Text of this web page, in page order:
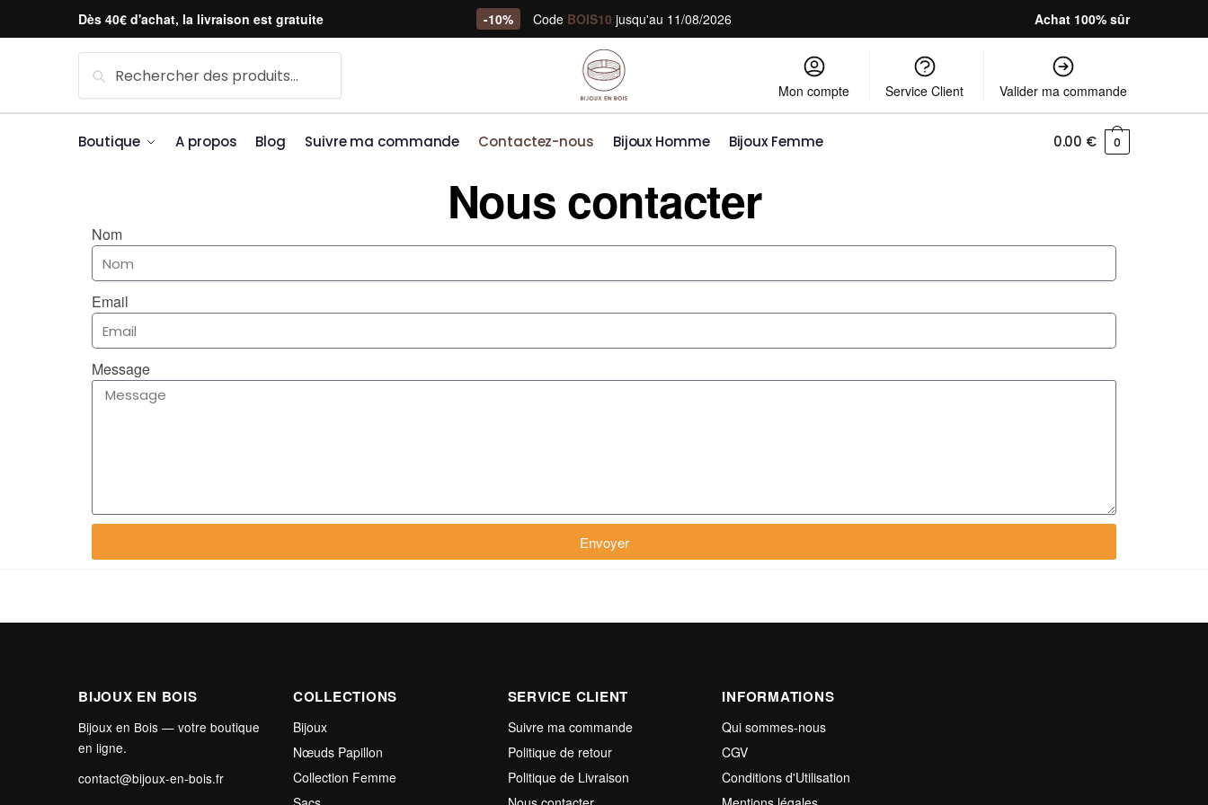
Dès 40€ d'achat, la livraison est gratuite -10% Code BOIS10 jusqu'au 11/08/2026 Achat 100% sûr
Mon compte Service Client Valider ma commande
Boutique A propos Blog Suivre ma commande Contactez-nous Bijoux Homme Bijoux Femme 0.00 € 0
Nous contacter
Nom
Email
Message
Envoyer
BIJOUX EN BOIS
Bijoux en Bois — votre boutique
en ligne.
contact@bijoux-en-bois.fr
COLLECTIONS
Bijoux
Nœuds Papillon
Collection Femme
SERVICE CLIENT
Suivre ma commande
Politique de retour
Politique de Livraison
INFORMATIONS
Qui sommes-nous
CGV
Conditions d'Utilisation